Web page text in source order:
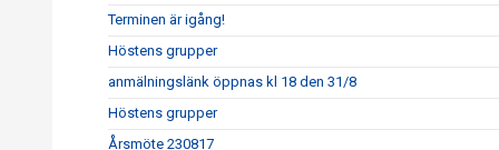
Terminen är igång!
Höstens grupper
anmälningslänk öppnas kl 18 den 31/8
Höstens grupper
Årsmöte 230817